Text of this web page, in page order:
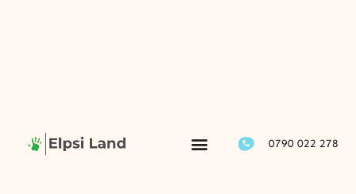
0790 022 278